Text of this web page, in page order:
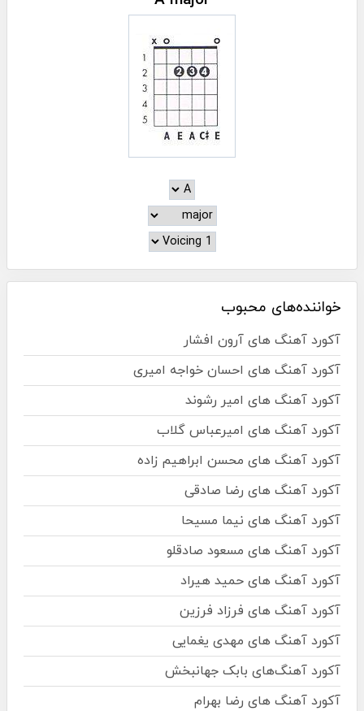
خواننده‌های محبوب
آکورد آهنگ های آرون افشار
آکورد آهنگ های احسان خواجه امیری
آکورد آهنگ های امیر رشوند
آکورد آهنگ های امیرعباس گلاب
آکورد آهنگ های محسن ابراهیم زاده
آکورد آهنگ های رضا صادقی
آکورد آهنگ های نیما مسیحا
آکورد آهنگ های مسعود صادقلو
آکورد آهنگ های حمید هیراد
آکورد آهنگ های فرزاد فرزین
آکورد آهنگ های مهدی یغمایی
آکورد آهنگ‌های بابک جهانبخش
آکورد آهنگ های رضا بهرام